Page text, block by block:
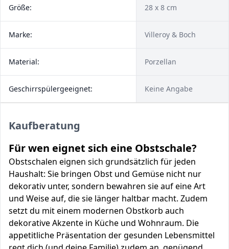
Größe: 28 x 8 cm
Marke: Villeroy & Boch
Material: Porzellan
Geschirrspülergeeignet: Keine Angabe
Kaufberatung
Für wen eignet sich eine Obstschale?
Obstschalen eignen sich grundsätzlich für jeden
Haushalt: Sie bringen Obst und Gemüse nicht nur
dekorativ unter, sondern bewahren sie auf eine Art
und Weise auf, die sie länger haltbar macht. Zudem
setzt du mit einem modernen Obstkorb auch
dekorative Akzente in Küche und Wohnraum. Die
appetitliche Präsentation der gesunden Lebensmittel